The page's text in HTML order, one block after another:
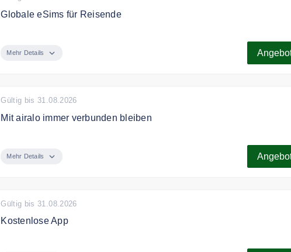
Globale eSims für Reisende
Mehr Details
Gültig bis 31.08.2026
Mit airalo immer verbunden bleiben
Mehr Details
Gültig bis 31.08.2026
Kostenlose App